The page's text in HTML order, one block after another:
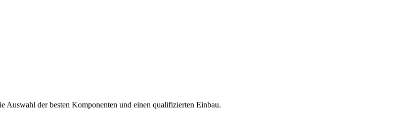
Auswahl der besten Komponenten und einen qualifizierten Einbau.